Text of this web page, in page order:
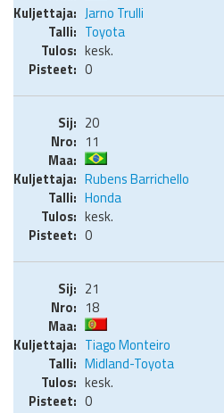
Jarno Trulli
Toyota
kesk.
0
20
11
Rubens Barrichello
Honda
kesk.
0
21
18
Tiago Monteiro
Midland-Toyota
kesk.
0